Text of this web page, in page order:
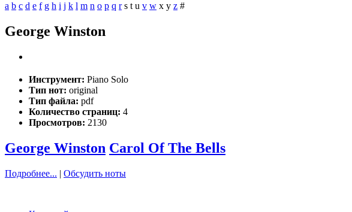
a b c d e f g h i j k l m n o p q r s t u v w x y z #
George Winston
Инструмент: Piano Solo
Тип нот: original
Тип файла: pdf
Количество страниц: 4
Просмотров: 2130
George Winston Carol Of The Bells
Подробнее... | Обсудить ноты